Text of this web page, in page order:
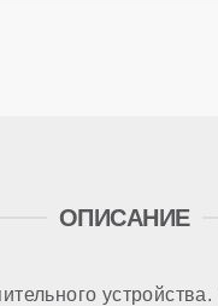
ОПИСАНИЕ